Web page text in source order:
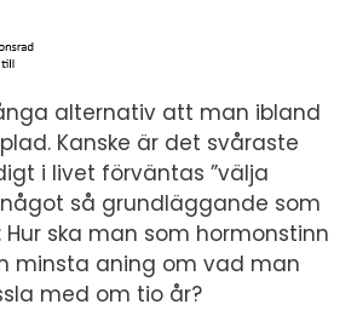
alternativ att man ibland
Kanske är det svåraste
i livet förväntas ”välja
något så grundläggande som
ska man som hormonstinn
minsta aning om vad man
med om tio år?